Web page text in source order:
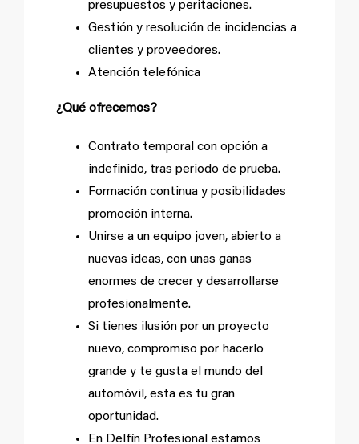
presupuestos y peritaciones.
Gestión y resolución de incidencias a
clientes y proveedores.
Atención telefónica
¿Qué ofrecemos?
Contrato temporal con opción a
indefinido, tras periodo de prueba.
Formación continua y posibilidades
promoción interna.
Unirse a un equipo joven, abierto a
nuevas ideas, con unas ganas
enormes de crecer y desarrollarse
profesionalmente.
Si tienes ilusión por un proyecto
nuevo, compromiso por hacerlo
grande y te gusta el mundo del
automóvil, esta es tu gran
oportunidad.
En Delfín Profesional estamos